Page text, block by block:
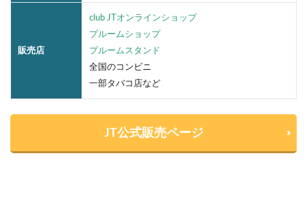
販売店
club JTオンラインショップ
プルームショップ
プルームスタンド
全国のコンビニ
一部タバコ店など
JT公式販売ページ